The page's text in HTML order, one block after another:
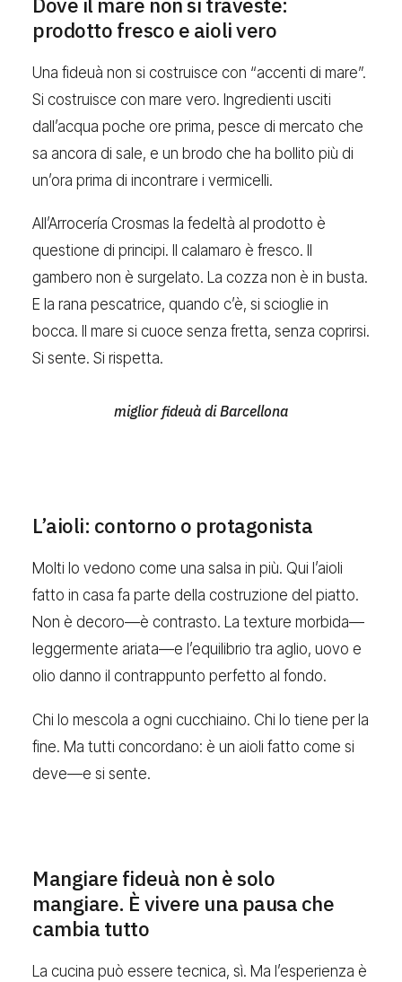
prodotto fresco e aioli vero
Una fideuà non si costruisce con “accenti di mare”.
Si costruisce con mare vero. Ingredienti usciti
dall’acqua poche ore prima, pesce di mercato che
sa ancora di sale, e un brodo che ha bollito più di
un’ora prima di incontrare i vermicelli.
All’Arrocería Crosmas la fedeltà al prodotto è
questione di principi. Il calamaro è fresco. Il
gambero non è surgelato. La cozza non è in busta.
E la rana pescatrice, quando c’è, si scioglie in
bocca. Il mare si cuoce senza fretta, senza coprirsi.
Si sente. Si rispetta.
miglior fideuà di Barcellona
L’aioli: contorno o protagonista
Molti lo vedono come una salsa in più. Qui l’aioli
fatto in casa fa parte della costruzione del piatto.
Non è decoro—è contrasto. La texture morbida—
leggermente ariata—e l’equilibrio tra aglio, uovo e
olio danno il contrappunto perfetto al fondo.
Chi lo mescola a ogni cucchiaino. Chi lo tiene per la
fine. Ma tutti concordano: è un aioli fatto come si
deve—e si sente.
Mangiare fideuà non è solo
mangiare. È vivere una pausa che
cambia tutto
La cucina può essere tecnica, sì. Ma l’esperienza è